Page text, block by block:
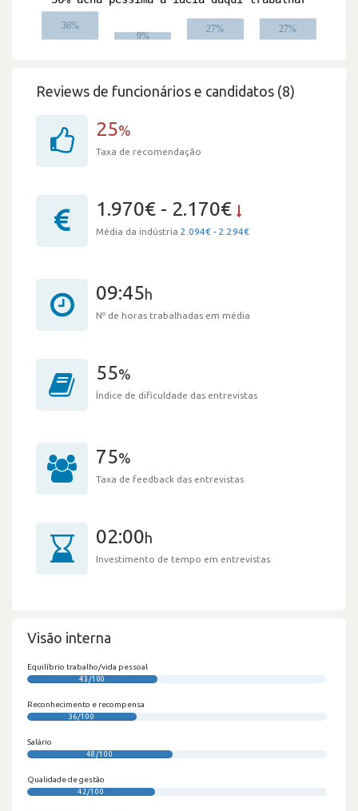
Reviews de funcionários e candidatos (8)
25%
Taxa de recomendação
1.970€ - 2.170€
Média da indústria 2.094€ - 2.294€
09:45h
Nº de horas trabalhadas em média
55%
Índice de dificuldade das entrevistas
75%
Taxa de feedback das entrevistas
02:00h
Investimento de tempo em entrevistas
Visão interna
Equilíbrio trabalho/vida pessoal
43/100
Reconhecimento e recompensa
36/100
Salário
48/100
Qualidade de gestão
42/100